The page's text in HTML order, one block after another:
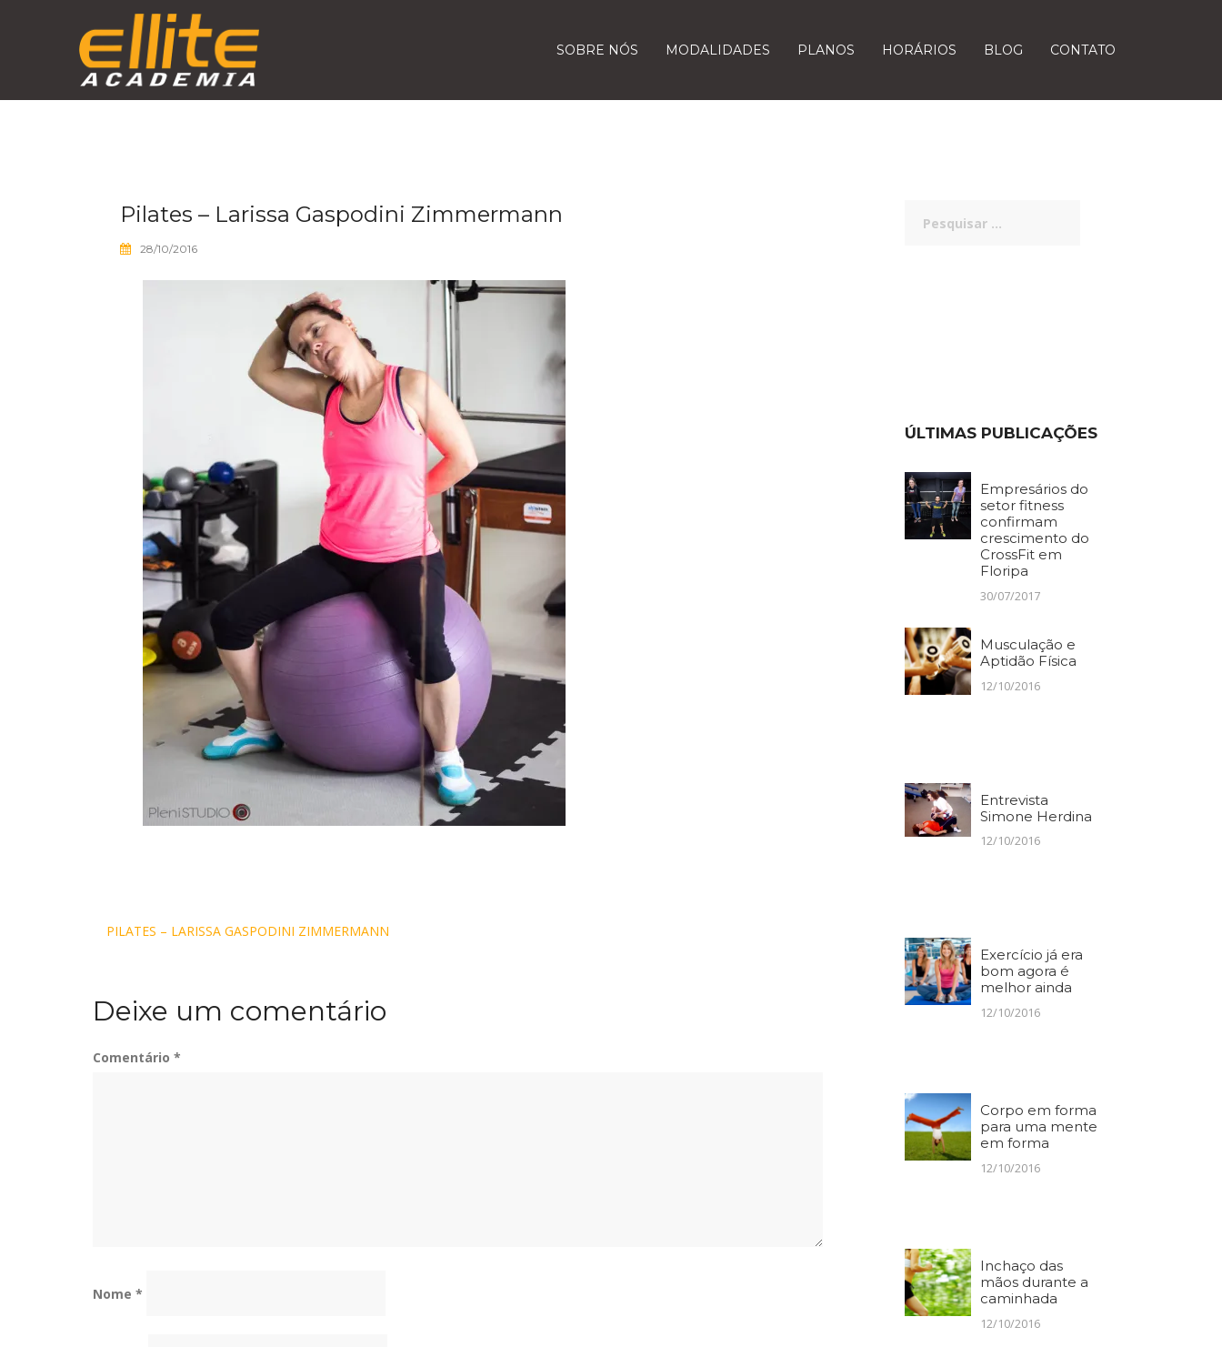
SOBRE NÓS MODALIDADES PLANOS HORÁRIOS BLOG CONTATO
Pilates – Larissa Gaspodini Zimmermann
28/10/2016
Navegação
Post
PILATES – LARISSA GASPODINI ZIMMERMANN
Deixe um comentário
Comentário *
Nome *
por:
ÚLTIMAS PUBLICAÇÕES
Empresários do
setor fitness
confirmam
crescimento do
CrossFit em
Floripa
30/07/2017
Musculação e
Aptidão Física
12/10/2016
Entrevista
Simone Herdina
12/10/2016
Exercício já era
bom agora é
melhor ainda
12/10/2016
Corpo em forma
para uma mente
em forma
12/10/2016
Inchaço das
mãos durante a
caminhada
12/10/2016